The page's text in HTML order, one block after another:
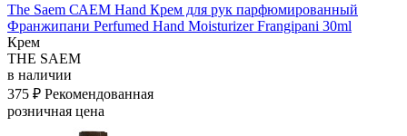
The Saem САЕМ Hand Крем для рук парфюмированный
Франжипани Perfumed Hand Moisturizer Frangipani 30ml
Крем
THE SAEM
в наличии
375 ₽ Рекомендованная
розничная цена